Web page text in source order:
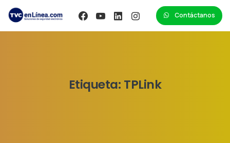
Contáctanos
Etiqueta: TPLink